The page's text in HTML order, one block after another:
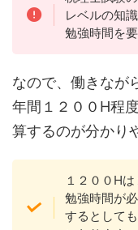
レベルの知
勉強時間を要
なので、働きなが
年間１２００H程
算するのが分かり
１２００H
勉強時間が
するとして